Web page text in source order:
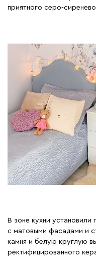
приятного серо-
В зоне кухни установили
с матовыми фасадами и
камня и белую круглую
ректифицированного